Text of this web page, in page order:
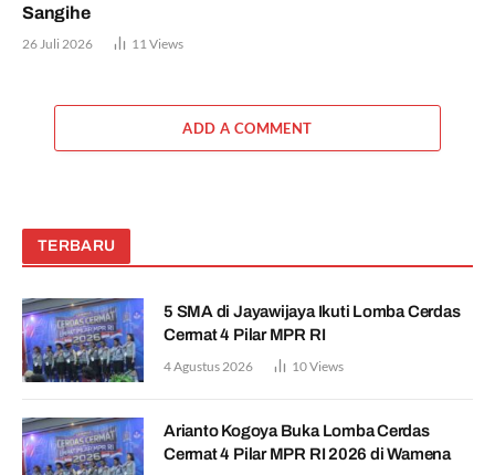
Sangihe
26 Juli 2026 11 Views
ADD A COMMENT
TERBARU
5 SMA di Jayawijaya Ikuti Lomba Cerdas
Cermat 4 Pilar MPR RI
4 Agustus 2026 10Views
Arianto Kogoya Buka Lomba Cerdas
Cermat 4 Pilar MPR RI 2026 di Wamena